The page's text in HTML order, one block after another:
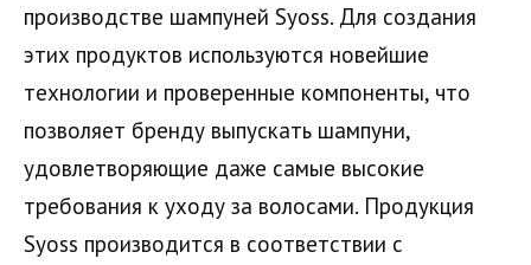
производстве шампуней Syoss. Для создания
этих продуктов используются новейшие
технологии и проверенные компоненты, что
позволяет бренду выпускать шампуни,
удовлетворяющие даже самые высокие
требования к уходу за волосами. Продукция
Syoss производится в соответствии с